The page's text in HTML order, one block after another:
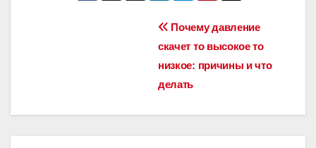
Почему давление
скачет то высокое то
низкое: причины и что
делать